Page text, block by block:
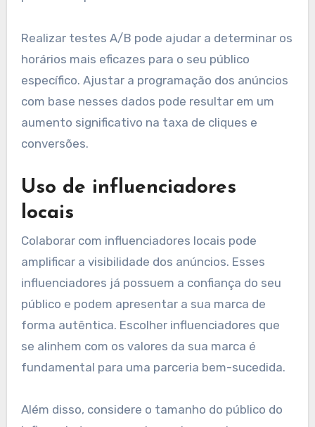
Em Portugal, os melhores momentos
geralmente incluem o início da manhã e o final
da tarde, quando as pessoas estão mais ativas
online. Isso pode variar conforme o tipo de
público e a plataforma utilizada.
horários mais eficazes para o seu público
específico. Ajustar a programação dos anúncios
aumento significativo na taxa de cliques e
conversões.
Uso de influenciadores
locais
Colaborar com influenciadores locais pode
influenciadores já possuem a confiança do seu